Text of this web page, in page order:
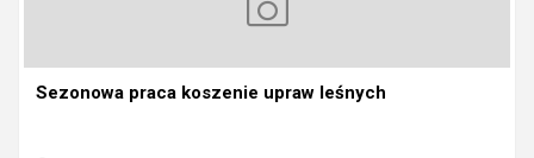
Sezonowa praca koszenie upraw leśnych